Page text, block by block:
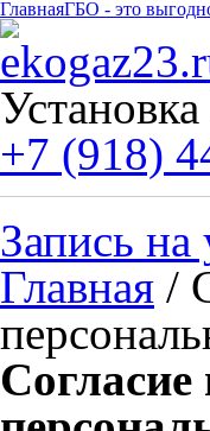
ГлавнаяГБО - это
+7 (918)
Запись на
Главная /
Согласие